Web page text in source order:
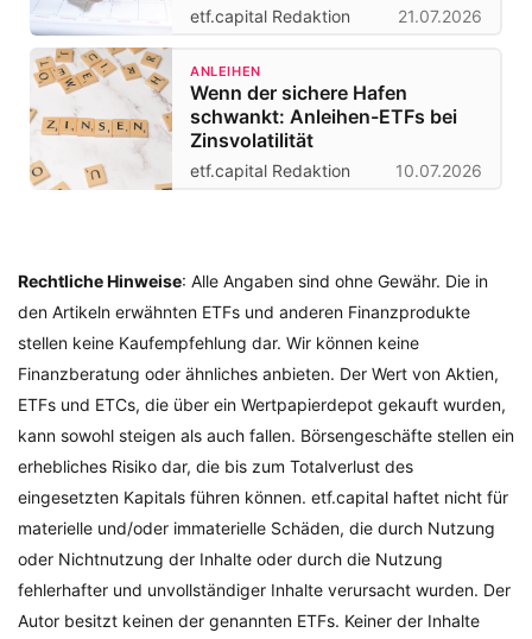
etf.capital Redaktion 21.07.2026
ANLEIHEN
Wenn der sichere Hafen
schwankt: Anleihen-ETFs bei
Zinsvolatilität
etf.capital Redaktion 10.07.2026
Rechtliche Hinweise: Alle Angaben sind ohne Gewähr. Die in
den Artikeln erwähnten ETFs und anderen Finanzprodukte
stellen keine Kaufempfehlung dar. Wir können keine
Finanzberatung oder ähnliches anbieten. Der Wert von Aktien,
ETFs und ETCs, die über ein Wertpapierdepot gekauft wurden,
kann sowohl steigen als auch fallen. Börsengeschäfte stellen ein
erhebliches Risiko dar, die bis zum Totalverlust des
eingesetzten Kapitals führen können. etf.capital haftet nicht für
materielle und/oder immaterielle Schäden, die durch Nutzung
oder Nichtnutzung der Inhalte oder durch die Nutzung
fehlerhafter und unvollständiger Inhalte verursacht wurden. Der
Autor besitzt keinen der genannten ETFs. Keiner der Inhalte